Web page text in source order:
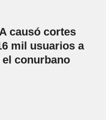
causó cortes
mil usuarios a
conurbano